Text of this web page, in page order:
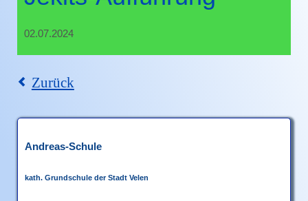
Tage
und
Projekte
02.07.2024
Zurück
Andreas-Schule
kath. Grundschule der Stadt Velen